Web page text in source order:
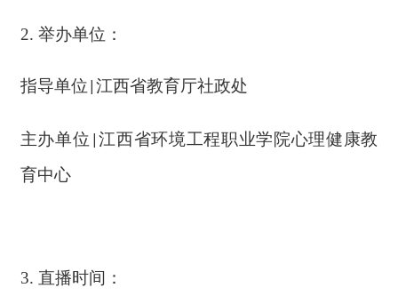
2. 举办单位：
指导单位| 江西省教育厅社政处
主办单位 江西省环境工程职业学院心理健康教
育中心
3. 直播时间：